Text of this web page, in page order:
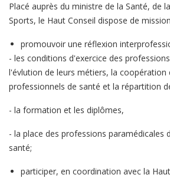
Placé auprès du ministre de la Santé, de
Sports, le Haut Conseil dispose de
promouvoir une réflexion
- les conditions d'exercice des
l'évlution de leurs métiers, la coopération
professionnels de santé et la répartition
- la formation et les diplômes,
- la place des professions paramédicales
santé;
participer, en coordination avec la